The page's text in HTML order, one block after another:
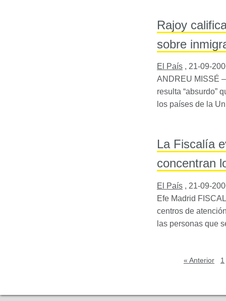
Rajoy
sobre
El País , 21-09-
ANDREU MISSÉ
resulta “absurdo”
los países de la
La Fiscalía
concentran
El País , 21-09-
Efe Madrid
centros de
las personas que
« Anterior 1